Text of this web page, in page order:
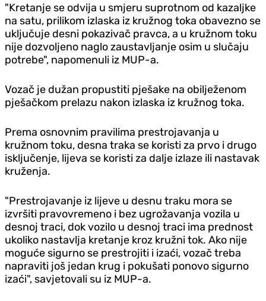
"Kretanje se odvija u smjeru suprotnom od kazaljke
na satu, prilikom izlaska iz kružnog toka obavezno se
uključuje desni pokazivač pravca, a u kružnom toku
nije dozvoljeno naglo zaustavljanje osim u slučaju
potrebe", napomenuli iz MUP-a.
Vozač je dužan propustiti pješake na obilježenom
pješačkom prelazu nakon izlaska iz kružnog toka.
Prema osnovnim pravilima prestrojavanja u
kružnom toku, desna traka se koristi za prvo i drugo
isključenje, lijeva se koristi za dalje izlaze ili nastavak
kruženja.
"Prestrojavanje iz lijeve u desnu traku mora se
izvršiti pravovremeno i bez ugrožavanja vozila u
desnoj traci, dok vozilo u desnoj traci ima prednost
ukoliko nastavlja kretanje kroz kružni tok. Ako nije
moguće sigurno se prestrojiti i izaći, vozač treba
napraviti još jedan krug i pokušati ponovo sigurno
izaći", savjetovali su iz MUP-a.